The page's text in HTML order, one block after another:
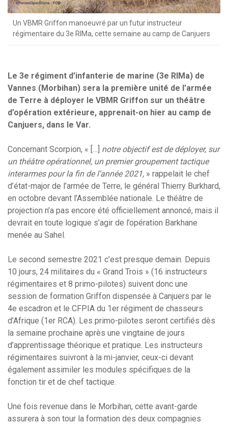
Un VBMR Griffon manoeuvré par un futur instructeur
régimentaire du 3e RIMa, cette semaine au camp de Canjuers
Le 3e régiment d’infanterie de marine (3e RIMa) de
Vannes (Morbihan) sera la première unité de l’armée
de Terre à déployer le VBMR Griffon sur un théâtre
d’opération extérieure, apprenait-on hier au camp de
Canjuers, dans le Var.
Concernant Scorpion, « […] notre objectif est de déployer, sur
un théâtre opérationnel, un premier groupement tactique
interarmes pour la fin de l’année 2021, » rappelait le chef
d’état-major de l’armée de Terre, le général Thierry Burkhard,
en octobre devant l’Assemblée nationale. Le théâtre de
projection n’a pas encore été officiellement annoncé, mais il
devrait en toute logique s’agir de l’opération Barkhane
menée au Sahel.
Le second semestre 2021 c’est presque demain. Depuis
10 jours, 24 militaires du « Grand Trois » (16 instructeurs
régimentaires et 8 primo-pilotes) suivent donc une
session de formation Griffon dispensée à Canjuers par le
4e escadron et le CFPIA du 1er régiment de chasseurs
d’Afrique (1er RCA). Les primo-pilotes seront certifiés dès
la semaine prochaine après une vingtaine de jours
d’apprentissage théorique et pratique. Les instructeurs
régimentaires suivront à la mi-janvier, ceux-ci devant
également assimiler les modules spécifiques de la
fonction tir et de chef tactique.
Une fois revenue dans le Morbihan, cette avant-garde
assurera à son tour la formation des deux compagnies